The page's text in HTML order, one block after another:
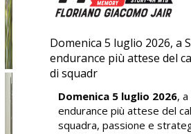
Domenica 5 luglio 2026, a
endurance più attese del
di squadr
Domenica 5 luglio 2026, a
endurance più attese del
squadra, passione e